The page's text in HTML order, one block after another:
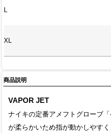
L
XL
商品説明
VAPOR JET
ナイキの定番アメフトグローブ
が柔らかいため指が動かしやす